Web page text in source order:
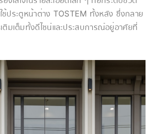
ใช้ประตูหน้าต่าง TOSTEM ทั้งหลัง ซึ่งกลาย
ติมเต็มทั้งดีไซน์และประสบการณ์อยู่อาศัยที่